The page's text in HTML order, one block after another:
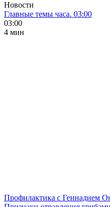
Новости
Главные темы часа. 03:00
03:00
4 мин
Профилактика с Геннадием